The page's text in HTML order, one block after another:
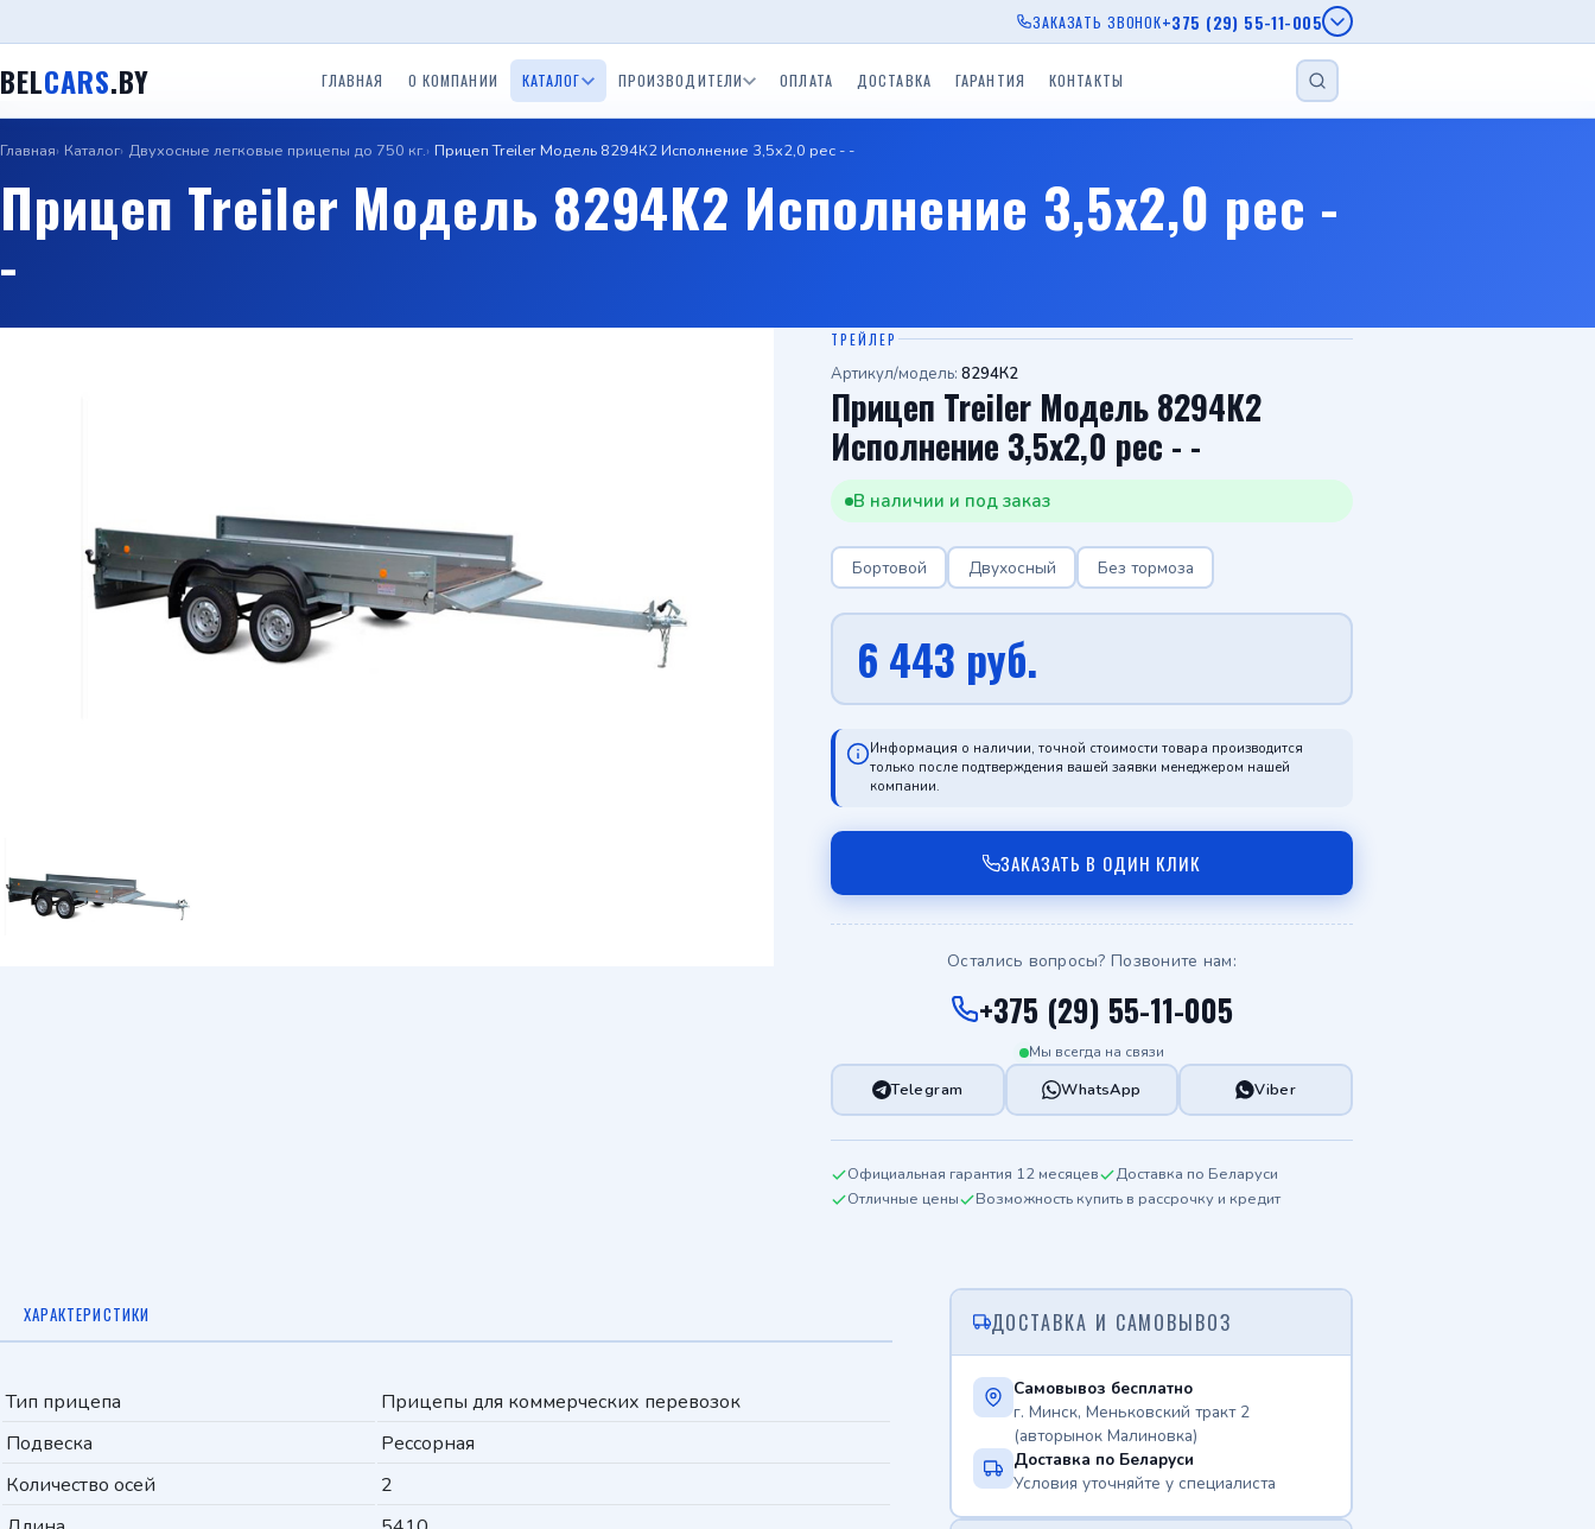
ЗАКАЗАТЬ ЗВОНОК+375 (29) 55-11-005
Telegram
WhatsApp
BELCARS.BY ГЛАВНАЯ О КОМПАНИИ КАТАЛОГ
Одноосные легковые
прицепы до 750 кг.
Двухосные легковые
прицепы до 750 кг.
Прицепы для водной
техники (лодочные)
Прицепы автовозы Прицеп для гидроциклов Лодки и катера
воде
ПРОИЗВОДИТЕЛИ
Прицепы Экспедиция
(Краснокамский РМЗ)
Прицепы Respo Прицепы Tiki
ОПЛАТА ДОСТАВКА ГАРАНТИЯ КОНТАКТЫ
Главная Каталог Двухосные легковые прицепы до 750 кг. Прицеп Treiler Модель 8294К2 Исполнение 3,5x2,0 рес - -
Прицеп Treiler Модель 8294К2 Исполнение 3,5x2,0 рес -
-
ТРЕЙЛЕР
Артикул/модель: 8294К2
Прицеп Treiler Модель 8294К2
Исполнение 3,5x2,0 рес - -
В наличии и под заказ
Бортовой Двухосный Без тормоза
6 443 руб.
Информация о наличии, точной стоимости товара производится
только после подтверждения вашей заявки менеджером нашей
компании.
ЗАКАЗАТЬ В ОДИН КЛИК
Остались вопросы? Позвоните нам:
+375 (29) 55-11-005
Мы всегда на связи
Telegram WhatsApp Viber
Официальная гарантия 12 месяцев
Доставка по Беларуси
Отличные цены
Возможность купить в рассрочку и кредит
ХАРАКТЕРИСТИКИ
Тип прицепа
Прицепы для коммерческих перевозок
Подвеска
Рессорная
Количество осей
2
ДОСТАВКА И САМОВЫВОЗ
Самовывоз бесплатно
г. Минск, Меньковский тракт 2
(авторынок Малиновка)
Доставка по Беларуси
Условия уточняйте у специалиста